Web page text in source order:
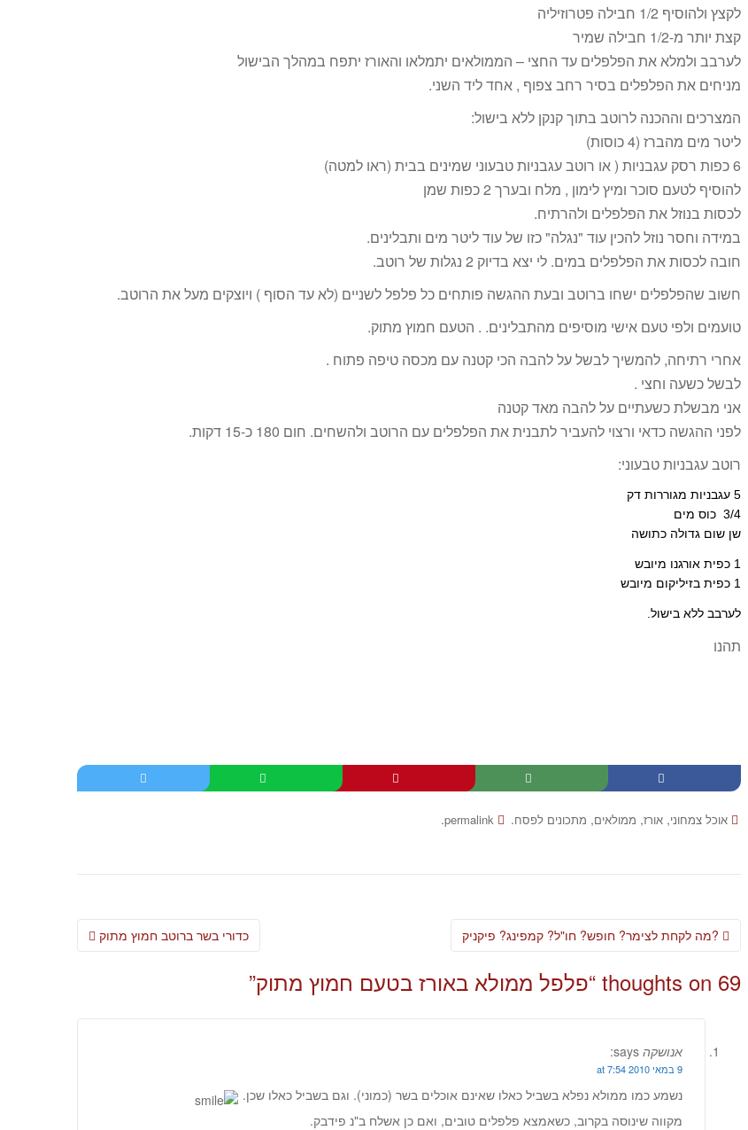
לקצץ ולהוסיף 1/2 חבילה פטרוזיליה
קצת יותר מ-1/2 חבילה שמיר
לערבב ולמלא את הפלפלים עד החצי – הממולאים יתמלאו והאורז יתפח במהלך הבישול
מניחים את הפלפלים בסיר רחב צפוף , אחד ליד השני.
המצרכים וההכנה לרוטב בתוך קנקן ללא בישול:
ליטר מים מהברז (4 כוסות)
6 כפות רסק עגבניות ( או רוטב עגבניות טבעוני שמינים בבית (ראו למטה)
להוסיף לטעם סוכר ומיץ לימון , מלח ובערך 2 כפות שמן
לכסות בנוזל את הפלפלים ולהרתיח.
במידה וחסר נוזל להכין עוד "נגלה" כזו של עוד ליטר מים ותבלינים.
חובה לכסות את הפלפלים במים. לי יצא בדיוק 2 נגלות של רוטב.
חשוב שהפלפלים ישחו ברוטב ובעת ההגשה פותחים כל פלפל לשניים (לא עד הסוף ) ויוצקים מעל את הרוטב.
טועמים ולפי טעם אישי מוסיפים מהתבלינים. . הטעם חמוץ מתוק.
אחרי רתיחה, להמשיך לבשל על להבה הכי קטנה עם מכסה טיפה פתוח .
לבשל כשעה וחצי .
אני מבשלת כשעתיים על להבה מאד קטנה
לפני ההגשה כדאי ורצוי להעביר לתבנית את הפלפלים עם הרוטב ולהשחים. חום 180 כ-15 דקות.
רוטב עגבניות טבעוני:
5 עגבניות מגוררות דק
3/4 כוס מים
שן שום גדולה כתושה
1 כפית אורגנו מיובש
1 כפית בזיליקום מיובש
לערבב ללא בישול.
תהנו
אוכל צמחוני, אורז, ממולאים, מתכונים לפסח.
permalink
.
Post
כדורי בשר ברוטב חמוץ מתוק מה לקחת לצימר? חופש? חו"ל? קמפינג? פיקניק?
69 thoughts on “ פלפל ממולא באורז בטעם חמוץ מתוק”
אנושקה says:
9 במאי 2010 at 7:54
נשמע כמו ממולא נפלא בשביל כאלו שאינם אוכלים בשר (כמוני). וגם בשביל כאלו שכן.
מקווה שינוסה בקרוב, כשאמצא פלפלים טובים, ואם כן אשלח ב"נ פידבק.